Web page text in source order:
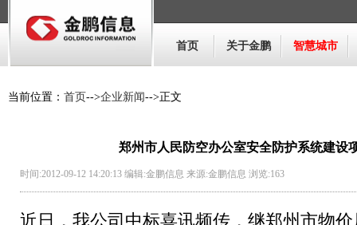
首页 关于金鹏 智慧城市
当前位置： 首页-->企业新闻-->正文
郑州市人民防空办公室安全防护系统建设
时间:2012-09-12 14:20:13 编辑:金鹏信息 来源:金鹏信息 浏览:163
近日，我公司中标喜讯频传，继郑州市物